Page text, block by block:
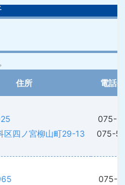
住所 電話
区四ノ宮柳山町29-13
075-
075-
075-